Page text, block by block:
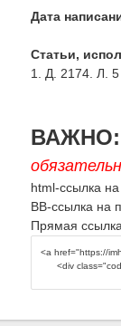
Дата
Статьи,
1. Д. 2174. Л.
ВАЖНО:
html-ссылка
BB-ссылка на
Прямая